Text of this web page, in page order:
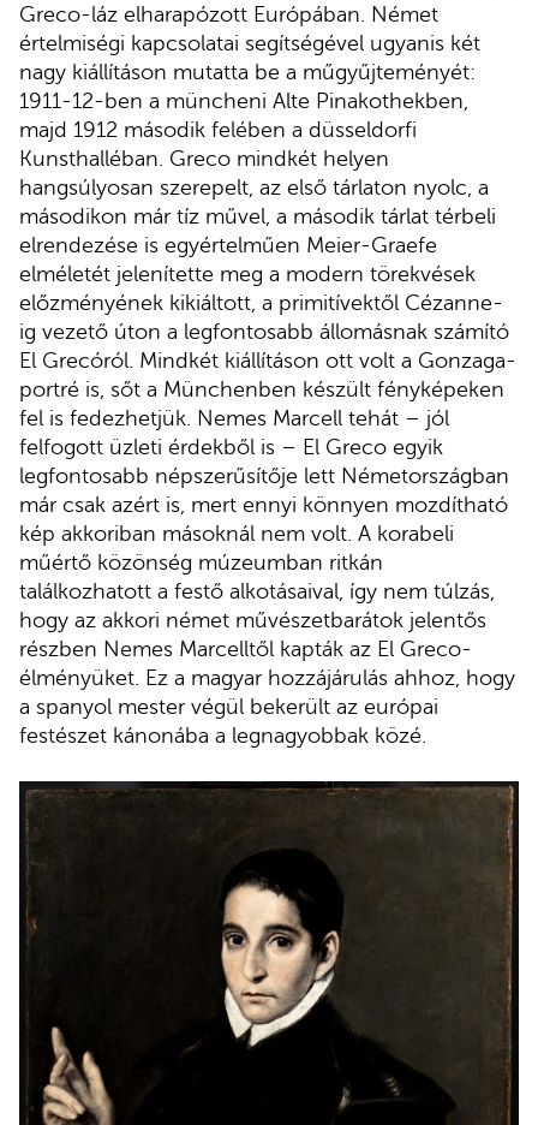
Greco-láz elharapózott Európában. Német
értelmiségi kapcsolatai segítségével ugyanis két
nagy kiállításon mutatta be a műgyűjteményét:
1911-12-ben a müncheni Alte Pinakothekben,
majd 1912 második felében a düsseldorfi
Kunsthalléban. Greco mindkét helyen
hangsúlyosan szerepelt, az első tárlaton nyolc, a
másodikon már tíz művel, a második tárlat térbeli
elrendezése is egyértelműen Meier-Graefe
elméletét jelenítette meg a modern törekvések
előzményének kikiáltott, a primitívektől Cézanne-
ig vezető úton a legfontosabb állomásnak számító
El Grecóról. Mindkét kiállításon ott volt a Gonzaga-
portré is, sőt a Münchenben készült fényképeken
fel is fedezhetjük. Nemes Marcell tehát – jól
felfogott üzleti érdekből is – El Greco egyik
legfontosabb népszerűsítője lett Németországban
már csak azért is, mert ennyi könnyen mozdítható
kép akkoriban másoknál nem volt. A korabeli
műértő közönség múzeumban ritkán
találkozhatott a festő alkotásaival, így nem túlzás,
hogy az akkori német művészetbarátok jelentős
részben Nemes Marcelltől kapták az El Greco-
élményüket. Ez a magyar hozzájárulás ahhoz, hogy
a spanyol mester végül bekerült az európai
festészet kánonába a legnagyobbak közé.